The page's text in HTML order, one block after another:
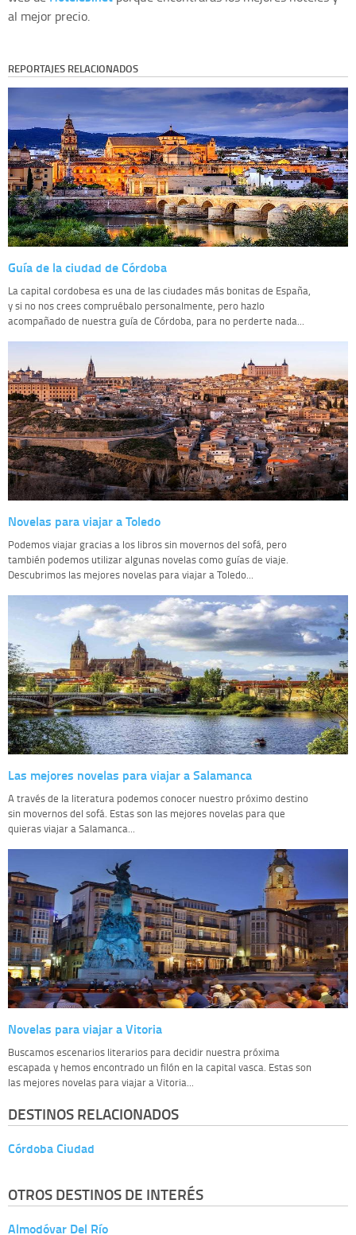
al mejor precio.
REPORTAJES RELACIONADOS
Guía de la ciudad de Córdoba
La capital cordobesa es una de las ciudades más bonitas de España,
y si no nos crees compruébalo personalmente, pero hazlo
acompañado de nuestra guía de Córdoba, para no perderte nada...
Novelas para viajar a Toledo
Podemos viajar gracias a los libros sin movernos del sofá, pero
también podemos utilizar algunas novelas como guías de viaje.
Descubrimos las mejores novelas para viajar a Toledo...
Las mejores novelas para viajar a Salamanca
A través de la literatura podemos conocer nuestro próximo destino
sin movernos del sofá. Estas son las mejores novelas para que
quieras viajar a Salamanca...
Novelas para viajar a Vitoria
Buscamos escenarios literarios para decidir nuestra próxima
escapada y hemos encontrado un filón en la capital vasca. Estas son
las mejores novelas para viajar a Vitoria...
DESTINOS RELACIONADOS
Córdoba Ciudad
OTROS DESTINOS DE INTERÉS
Almodóvar Del Río